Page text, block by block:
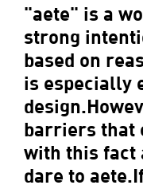
"aete" is a
strong
based on
is especially
barriers that
with this fact
dare to